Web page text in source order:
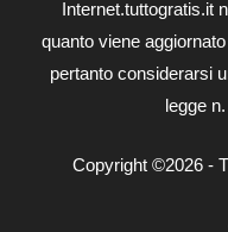
Internet.tuttogratis.it
quanto viene
pertanto considerarsi
legge
Copyright ©2026 -